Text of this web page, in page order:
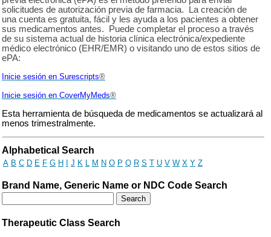
solicitudes de autorización previa de farmacia. La creación de
una cuenta es gratuita, fácil y les ayuda a los pacientes a obtener
sus medicamentos antes. Puede completar el proceso a través
de su sistema actual de historia clínica electrónica/expediente
médico electrónico (EHR/EMR) o visitando uno de estos sitios de
ePA:
Inicie sesión en Surescripts®
Inicie sesión en CoverMyMeds®
Esta herramienta de búsqueda de medicamentos se actualizará al
menos trimestralmente.
Drug Search Main Content
Alphabetical Search
A B C D E F G H J K L M N O P Q R S T U V W X Y Z
Brand Name, Generic Name or NDC Code Search
Therapeutic Class Search